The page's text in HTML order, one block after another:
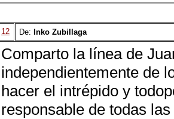
12 De: Inko Zubillaga
Comparto la línea de
independientemente de
hacer el intrépido y
responsable de todas